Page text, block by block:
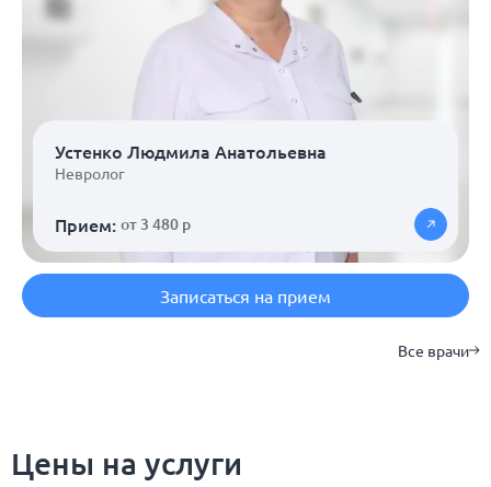
Устенко Людмила Анатольевна
Невролог
Прием: от 3 480 р
Записаться на прием
Все врачи
Цены на услуги